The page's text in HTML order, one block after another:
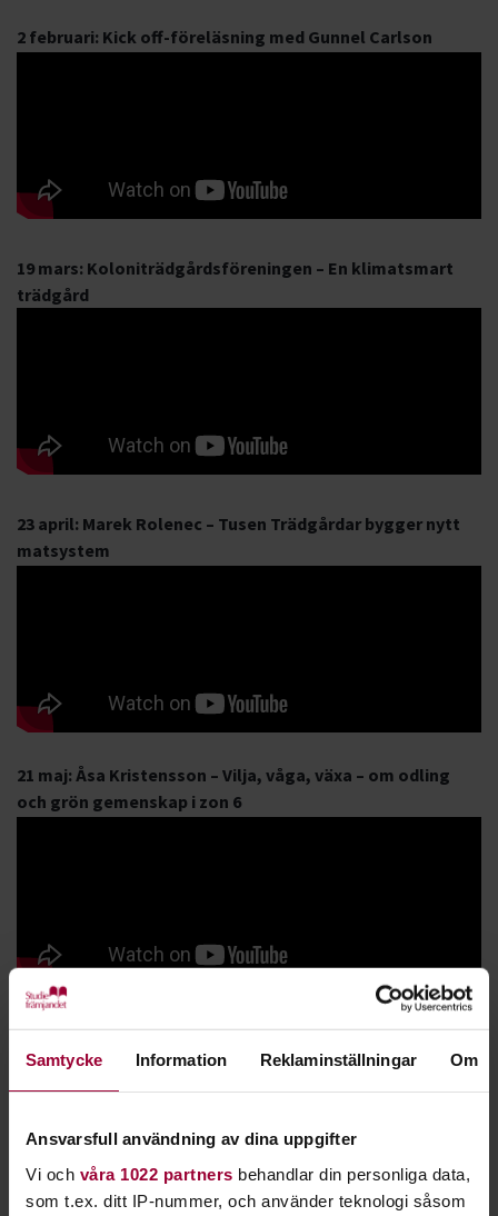
Samtycke Information Reklaminställningar Om
Ansvarsfull användning av dina uppgifter
Vi och våra 1022 partners behandlar din personliga data,
som t.ex. ditt IP-nummer, och använder teknologi såsom
2 februari: Kick off-föreläsning med Gunnel Carlson
19 mars: Koloniträdgårdsföreningen – En klimatsmart
trädgård
23 april: Marek Rolenec – Tusen Trädgårdar bygger nytt
matsystem
21 maj: Åsa Kristensson – Vilja, våga, växa – om odling
och grön gemenskap i zon 6
Även 2024 hade vi flera spännande trädgårdsföreläsningar.Se
dem här!
Under Tusen Trädgårdar är självklart alla inbjudna – alla som
har en trädgård kan öppna upp den, och alla som älskar att
vistas i trädgårdar är varmt välkomna att besöka de